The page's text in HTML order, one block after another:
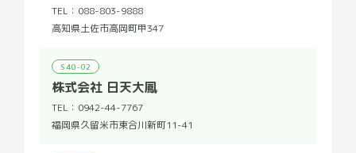
TEL： 088-803-9888
高知県土佐市高岡町甲347
S40-02
株式会社 日天大鳳
TEL： 0942-44-7767
福岡県久留米市東合川新町11-41